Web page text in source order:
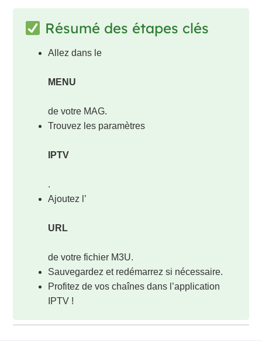
Résumé des étapes clés
Allez dans le
MENU
de votre MAG.
Trouvez les paramètres
IPTV
.
Ajoutez l’
URL
de votre fichier M3U.
Sauvegardez et redémarrez si nécessaire.
Profitez de vos chaînes dans l’application
IPTV !